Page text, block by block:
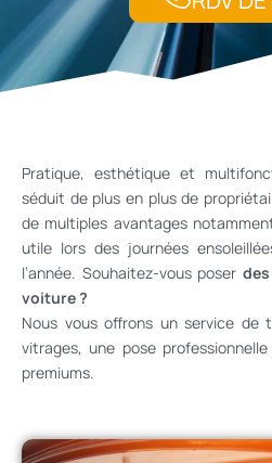
Pratique, esthétique et
séduit de plus en plus de
de multiples avantages
utile lors des journées
l’année. Souhaitez-vous poser
voiture ?
Nous vous offrons un service de
vitrages, une pose
premiums.